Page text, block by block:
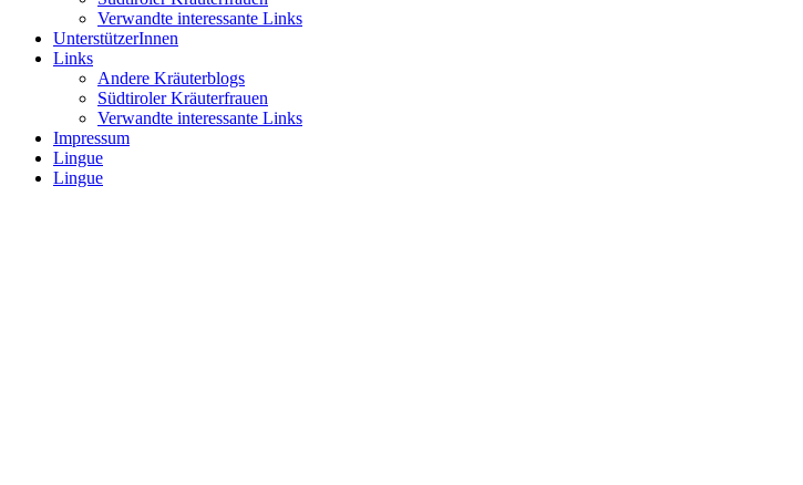
Verwandte interessante Links
UnterstützerInnen
Links
Andere Kräuterblogs
Südtiroler Kräuterfrauen
Verwandte interessante Links
Impressum
Lingue
Lingue